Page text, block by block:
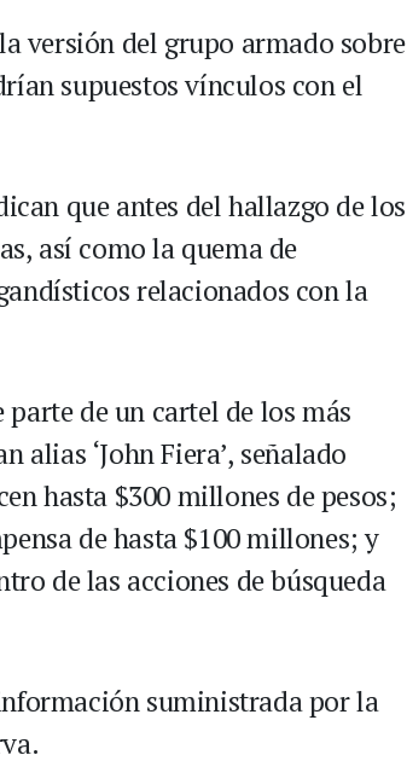
versión del grupo armado sobre
supuestos vínculos con el
que antes del hallazgo de los
así como la quema de
relacionados con la
parte de un cartel de los más
alias ‘John Fiera’, señalado
hasta $300 millones de pesos;
de hasta $100 millones; y
de las acciones de búsqueda
suministrada por la